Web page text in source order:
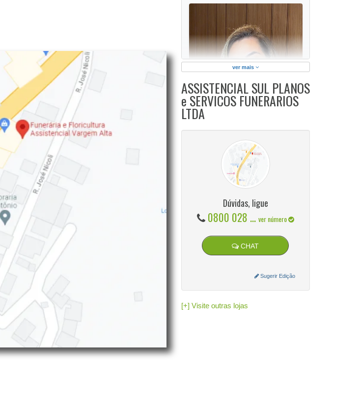
O sistemaGeradorXsimplifica e agiliza a
emissão de Nota Fiscal Eletrônica (NF-e
Como emitir:
Cadastre sua empresa e o Certificado
Insira os dados do destinatário e os
ver mais
ASSISTENCIAL SUL PLANOS
e SERVICOS FUNERARIOS
LTDA
Dúvidas, ligue
0800 028 ... ver número
CHAT
Sugerir Edição
[+] Visite outras lojas